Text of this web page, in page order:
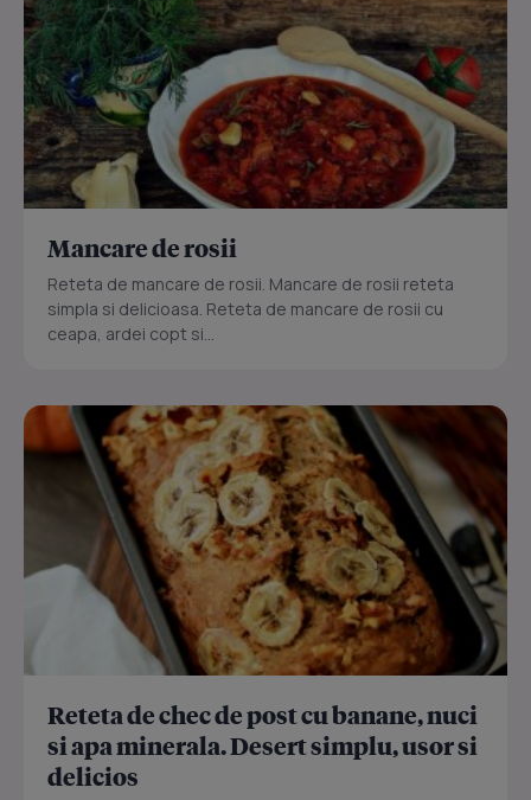
Mancare de rosii
Reteta de mancare de rosii. Mancare de rosii reteta
simpla si delicioasa. Reteta de mancare de rosii cu
ceapa, ardei copt si...
Reteta de chec de post cu banane, nuci
si apa minerala. Desert simplu, usor si
delicios